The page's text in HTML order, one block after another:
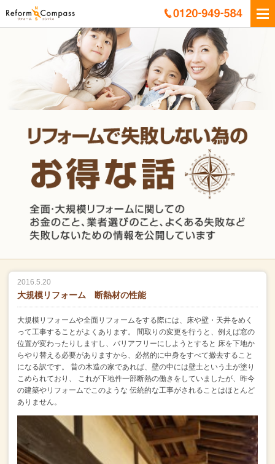
2016.5.20
大規模リフォーム 断熱材の性能
大規模リフォームや全面リフォームをする際には、床や壁・天井をめく
って工事することがよくあります。
間取りの変更を行うと、例えば窓の
位置が変わったりしますし、バリアフリーにしようとすると 床を下地か
らやり替える必要がありますから、必然的に中身をすべて撤去すること
になる訳です。
昔の木造の家であれば、壁の中には壁土という土が塗り
こめられており、
これが下地件一部断熱の働きをしていましたが、昨今
の建築やリフォームでこのような 伝統的な工事がされることはほとんど
ありません。